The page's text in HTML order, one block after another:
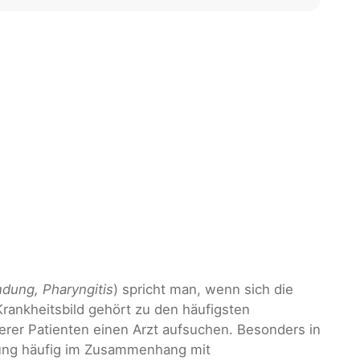
Pharyngitis) spricht man, wenn sich die
gehört zu den häufigsten
Patienten einen Arzt aufsuchen. Besonders in
häufig im Zusammenhang mit